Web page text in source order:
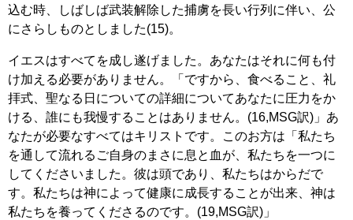
込む時、しばしば武装解除した捕虜を長い行列に伴い、公
にさらしものとしました(15)。
イエスはすべてを成し遂げました。あなたはそれに何も付
け加える必要がありません。「ですから、食べること、礼
拝式、聖なる日についての詳細についてあなたに圧力をか
ける、誰にも我慢することはありません。(16,MSG訳)」あ
なたが必要なすべてはキリストです。このお方は「私たち
を通して流れるご自身のまさに息と血が、私たちを一つに
してくださいました。彼は頭であり、私たちはからだで
す。私たちは神によって健康に成長することが出来、神は
私たちを養ってくださるのです。(19,MSG訳)」